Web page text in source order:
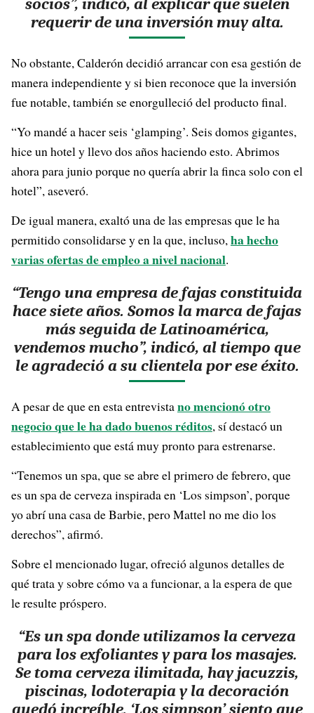
requerir de una inversión muy alta.
No obstante, Calderón decidió arrancar con esa gestión de
manera independiente y si bien reconoce que la inversión
fue notable, también se enorgulleció del producto final.
“Yo mandé a hacer seis ‘glamping’. Seis domos gigantes,
hice un hotel y llevo dos años haciendo esto. Abrimos
ahora para junio porque no quería abrir la finca solo con el
hotel”, aseveró.
De igual manera, exaltó una de las empresas que le ha
permitido consolidarse y en la que, incluso, ha hecho
varias ofertas de empleo a nivel nacional.
“Tengo una empresa de fajas constituida
hace siete años. Somos la marca de fajas
más seguida de Latinoamérica,
vendemos mucho”, indicó, al tiempo que
le agradeció a su clientela por ese éxito.
A pesar de que en esta entrevistano mencionó otro
negocio que le ha dado buenos réditos, sí destacó un
establecimiento que está muy pronto para estrenarse.
“Tenemos un spa, que se abre el primero de febrero, que
es un spa de cerveza inspirada en ‘Los simpson’, porque
yo abrí una casa de Barbie, pero Mattel no me dio los
derechos”, afirmó.
Sobre el mencionado lugar, ofreció algunos detalles de
qué trata y sobre cómo va a funcionar, a la espera de que
le resulte próspero.
“Es un spa donde utilizamos la cerveza
para los exfoliantes y para los masajes.
Se toma cerveza ilimitada, hay jacuzzis,
piscinas, lodoterapia y la decoración
quedó increíble. ‘Los simpson’ siento que